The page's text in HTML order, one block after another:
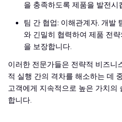
을 충족하도록 제품을 발전시
팀 간 협업: 이해관계자, 개발
와 긴밀히 협력하여 제품 전
을 보장합니다.
이러한 전문가들은 전략적 비즈니
적 실행 간의 격차를 해소하는 데
고객에게 지속적으로 높은 가치의
합니다.